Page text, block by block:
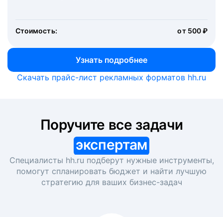
Стоимость: от 500 ₽
Узнать подробнее
Скачать прайс-лист рекламных форматов hh.ru
экспертам
Специалисты hh.ru подберут нужные инструменты,
помогут спланировать бюджет и найти лучшую
стратегию для ваших бизнес-задач